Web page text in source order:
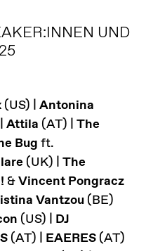
UND
(US) | Antonina
Attila (AT) | The
Bug ft.
(UK) | The
&Vincent Pongracz
Vantzou (BE)
(US) | DJ
(AT) | EAERES (AT)